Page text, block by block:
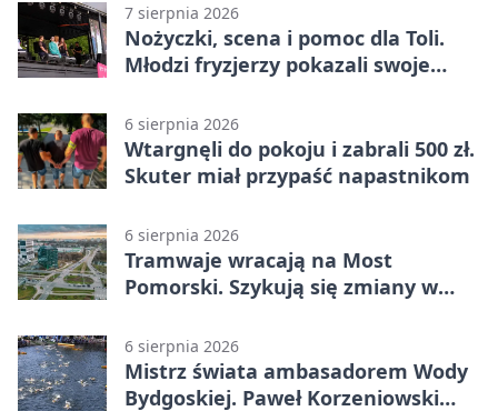
7 sierpnia 2026
Nożyczki, scena i pomoc dla Toli.
Młodzi fryzjerzy pokazali swoje
6 sierpnia 2026
Wtargnęli do pokoju i zabrali 500 zł.
Skuter miał przypaść napastnikom
6 sierpnia 2026
Tramwaje wracają na Most
Pomorski. Szykują się zmiany w
6 sierpnia 2026
Mistrz świata ambasadorem Wody
Bydgoskiej. Paweł Korzeniowski